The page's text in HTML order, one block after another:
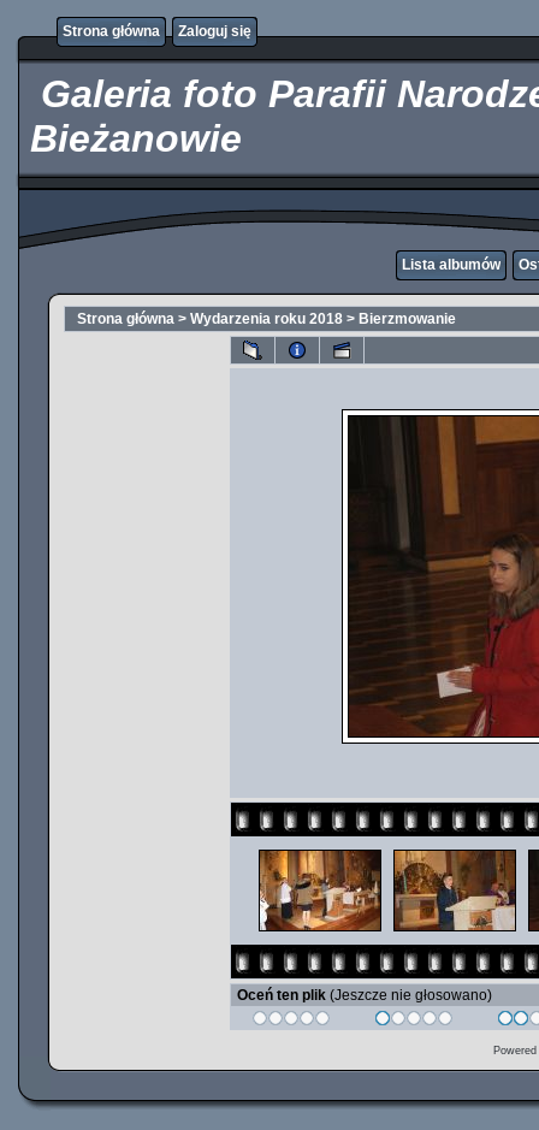
Strona główna
Zaloguj się
Galeria foto Parafii
Bieżanowie
Lista albumów
Strona główna > Wydarzenia roku 2018 > Bierzmowanie
Oceń ten plik (Jeszcze nie głosowano)